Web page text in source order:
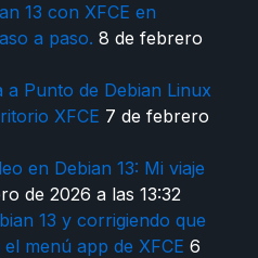
13 con XFCE en
a paso. 8 de febrero
Punto de Debian Linux
XFCE 7 de febrero
en Debian 13: Mi viaje
de 2026 a las 13:32
13 y corrigiendo que
menú app de XFCE 6